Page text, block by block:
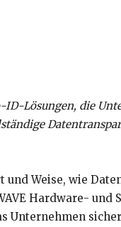
Lösungen, die
Weise, wie
Hardware-
Unternehmen